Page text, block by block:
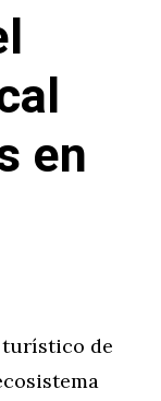
en
turístico de